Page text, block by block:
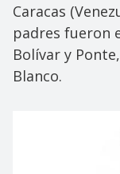
Caracas
padres fueron
Bolívar y
Blanco.